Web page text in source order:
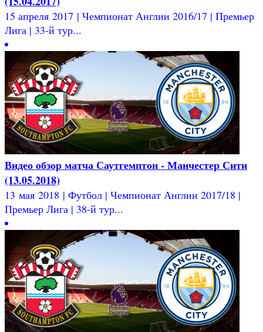
15 апреля 2017 | Чемпионат Англии 2016/17 | Премьер
Лига | 33-й тур...
Видео обзор матча Саутгемптон - Манчестер Сити
(13.05.2018)
13 мая 2018 | Футбол | Чемпионат Англии 2017/18 |
Премьер Лига | 38-й тур...